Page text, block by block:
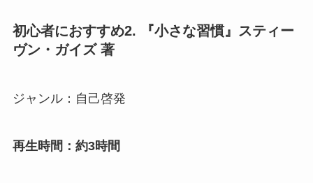
初心者におすすめ2. 『小さな習慣』スティー
ヴン・ガイズ 著
ジャンル：自己啓発
再生時間：約3時間